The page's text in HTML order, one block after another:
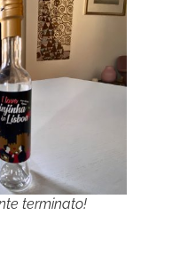
terminato!